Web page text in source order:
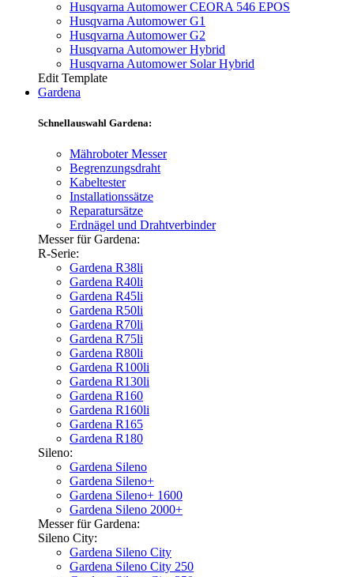
Husqvarna Automower CEORA 546 EPOS
Husqvarna Automower G1
Husqvarna Automower G2
Husqvarna Automower Hybrid
Husqvarna Automower Solar Hybrid
Edit Template
Gardena
Schnellauswahl Gardena:
Mähroboter Messer
Begrenzungsdraht
Kabeltester
Installationssätze
Reparatursätze
Erdnägel und Drahtverbinder
Messer für Gardena:
R-Serie:
Gardena R38li
Gardena R40li
Gardena R45li
Gardena R50li
Gardena R70li
Gardena R75li
Gardena R80li
Gardena R100li
Gardena R130li
Gardena R160
Gardena R160li
Gardena R165
Gardena R180
Sileno:
Gardena Sileno
Gardena Sileno+
Gardena Sileno+ 1600
Gardena Sileno 2000+
Messer für Gardena:
Sileno City:
Gardena Sileno City
Gardena Sileno City 250